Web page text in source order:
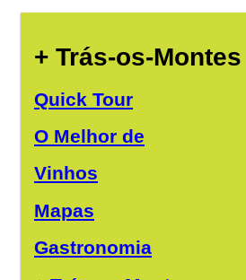
+ Trás-os-Montes
Quick Tour
O Melhor de
Vinhos
Mapas
Gastronomia